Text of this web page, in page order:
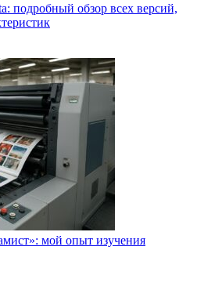
подробный обзор всех версий,
мой опыт изучения